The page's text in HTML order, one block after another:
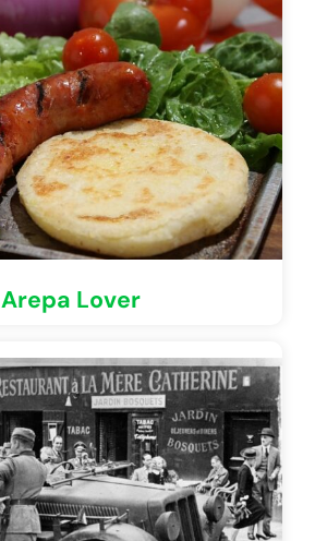
Arepa Lover